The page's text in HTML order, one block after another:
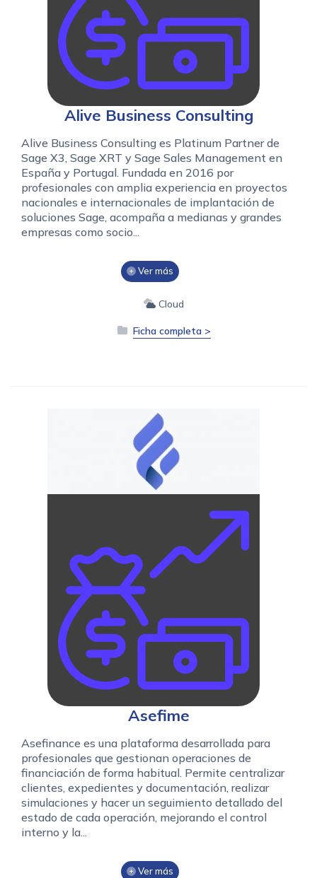
Alive Business Consulting
Alive Business Consulting es Platinum Partner de
Sage X3, Sage XRT y Sage Sales Management en
España y Portugal. Fundada en 2016 por
profesionales con amplia experiencia en proyectos
nacionales e internacionales de implantación de
soluciones Sage, acompaña a medianas y grandes
empresas como socio...
Ver más
Cloud
Ficha completa >
Asefime
Asefinance es una plataforma desarrollada para
profesionales que gestionan operaciones de
financiación de forma habitual. Permite centralizar
clientes, expedientes y documentación, realizar
simulaciones y hacer un seguimiento detallado del
estado de cada operación, mejorando el control
interno y la...
Ver más